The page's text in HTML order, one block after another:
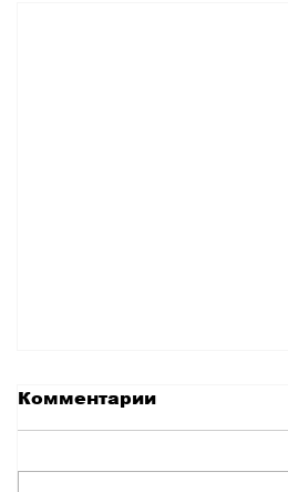
Комментарии